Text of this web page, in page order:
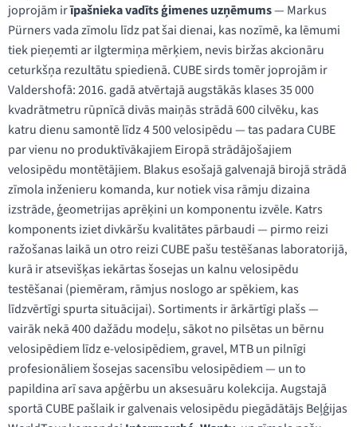
joprojām irīpašnieka vadīts ģimenes uzņēmums— Markus
Pürners vada zīmolu līdz pat šai dienai, kas nozīmē, ka lēmumi
tiek pieņemti ar ilgtermiņa mērķiem, nevis biržas akcionāru
ceturkšņa rezultātu spiedienā. CUBE sirds tomēr joprojām ir
Valdershofā: 2016. gadā atvērtajā augstākās klases 35 000
kvadrātmetru rūpnīcā divās maiņās strādā 600 cilvēku, kas
katru dienu samontē līdz 4 500 velosipēdu — tas padara CUBE
par vienu no produktīvākajiem Eiropā strādājošajiem
velosipēdu montētājiem. Blakus esošajā galvenajā birojā strādā
zīmola inženieru komanda, kur notiek visa rāmju dizaina
izstrāde, ģeometrijas aprēķini un komponentu izvēle. Katrs
komponents iziet divkāršu kvalitātes pārbaudi — pirmo reizi
ražošanas laikā un otro reizi CUBE pašu testēšanas laboratorijā,
kurā ir atsevišķas iekārtas šosejas un kalnu velosipēdu
testēšanai (piemēram, rāmjus noslogo ar spēkiem, kas
līdzvērtīgi spurta situācijai). Sortiments ir ārkārtīgi plašs —
vairāk nekā 400 dažādu modeļu, sākot no pilsētas un bērnu
velosipēdiem līdz e-velosipēdiem, gravel, MTB un pilnīgi
profesionāliem šosejas sacensību velosipēdiem — un to
papildina arī sava apģērbu un aksesuāru kolekcija. Augstajā
sportā CUBE pašlaik ir galvenais velosipēdu piegādātājs Beļģijas